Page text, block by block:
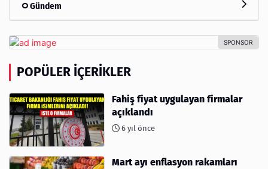
Gündem
POPÜLER İÇERIKLER
Fahiş fiyat uygulayan firmalar
açıklandı
6 yıl önce
Mart ayı enflasyon rakamları